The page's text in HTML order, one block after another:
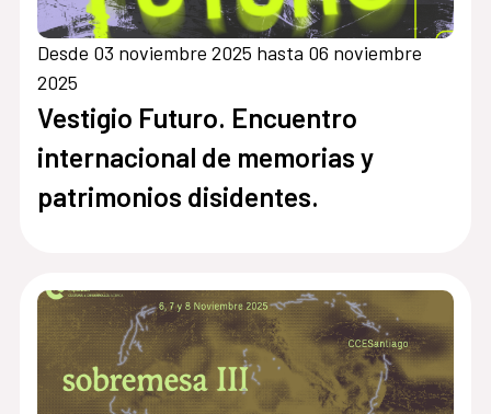
Desde 03 noviembre 2025 hasta 06 noviembre
2025
Vestigio Futuro. Encuentro
internacional de memorias y
patrimonios disidentes.